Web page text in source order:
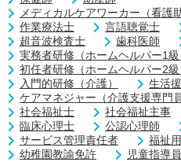
メディカルケアワーカー（看護
作業療法士
言語聴覚士
超音波検査士
歯科医師
実務者研修（ホームヘルパー1級
初任者研修（ホームヘルパー2級
入門的研修（介護）
生活
ケアマネジャー（介護支援専門員
社会福祉士
社会福祉主事
臨床心理士
公認心理師
サービス管理責任者
福祉
幼稚園教諭免許
児童指導